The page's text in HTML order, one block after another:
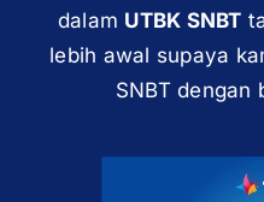
dalam UTBK SNBT
lebih awal supaya
SNBT dengan